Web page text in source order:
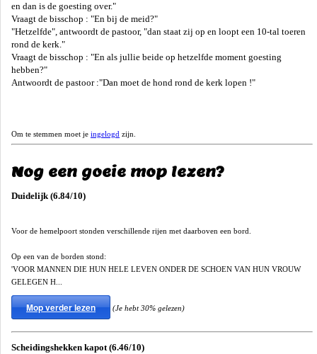
en dan is de goesting over."
Vraagt de bisschop : "En bij de meid?"
"Hetzelfde", antwoordt de pastoor, "dan staat zij op en loopt een 10-tal toeren
rond de kerk."
Vraagt de bisschop : "En als jullie beide op hetzelfde moment goesting
hebben?"
Antwoordt de pastoor :"Dan moet de hond rond de kerk lopen !"
Om te stemmen moet je ingelogd zijn.
Nog een goeie mop lezen?
Duidelijk (6.84/10)
Voor de hemelpoort stonden verschillende rijen met daarboven een bord.
Op een van de borden stond:
'VOOR MANNEN DIE HUN HELE LEVEN ONDER DE SCHOEN VAN HUN VROUW
GELEGEN H...
Mop verder lezen (Je hebt 30% gelezen)
Scheidingshekken kapot (6.46/10)